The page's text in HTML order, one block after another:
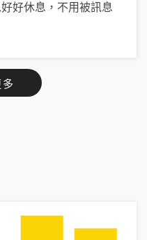
好休息，不用被訊息